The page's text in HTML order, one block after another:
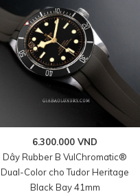
6.300.000 VND
Dây Rubber B VulChromatic®
Dual-Color cho Tudor Heritage
Black Bay 41mm